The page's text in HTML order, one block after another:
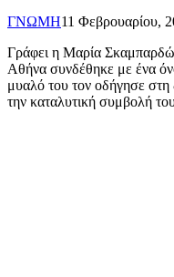
ΓΝΩΜΗ11 Φεβρουαρίου,
Γράφει η Μαρία
Αθήνα συνδέθηκε με ένα
μυαλό του τον οδήγησε στη
την καταλυτική συμβολή